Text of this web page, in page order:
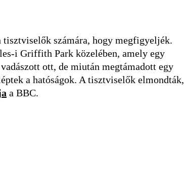
számára, hogy megfigyeljék.
i Griffith Park közelében, amely egy
ott, de miután megtámadott egy
a hatóságok. A tisztviselők elmondták,
a BBC.